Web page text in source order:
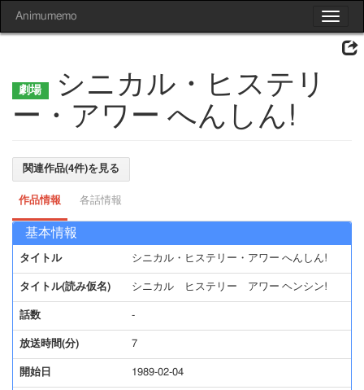
Toggle
Animumemo
シニカル・ヒステリ
ー・アワー へんしん!
関連作品(4件)を見る
作品情報 各話情報
基本情報
タイトル シニカル・ヒステリー・アワー へんしん!
タイトル(読み仮名) シニカル ヒステリー アワー ヘンシン!
話数 -
放送時間(分) 7
開始日 1989-02-04